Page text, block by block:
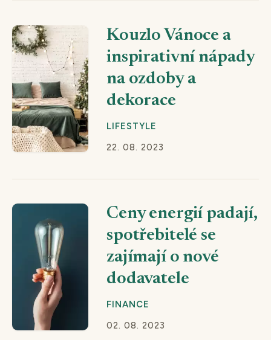
Kouzlo Vánoce a
inspirativní nápady
na ozdoby a
dekorace
LIFESTYLE
22. 08. 2023
Ceny energií padají,
spotřebitelé se
zajímají o nové
dodavatele
FINANCE
02. 08. 2023